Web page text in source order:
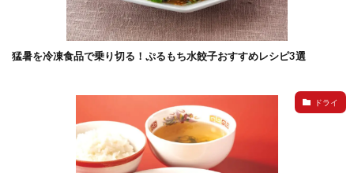
猛暑を冷凍食品で乗り切る！ぷるもち水餃子おすすめレシピ3選
ドライ